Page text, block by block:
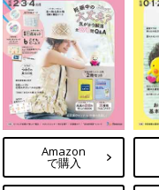
Amazon
で購入